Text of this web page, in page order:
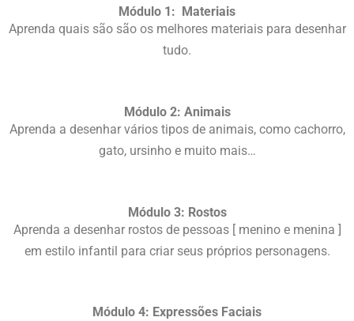
Módulo 1: Materiais
Aprenda quais são são os melhores materiais para desenhar
tudo.
Módulo 2: Animais
Aprenda a desenhar vários tipos de animais, como cachorro,
gato, ursinho e muito mais…
Módulo 3: Rostos
Aprenda a desenhar rostos de pessoas [ menino e menina ]
em estilo infantil para criar seus próprios personagens.
Módulo 4: Expressões Faciais